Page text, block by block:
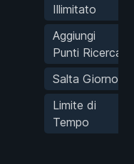
Illimitato
Aggiungi
Punti Ricerca
Salta Giorno
Limite di
Tempo